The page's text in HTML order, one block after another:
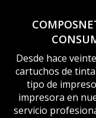
Desde hace
cartuchos de
tipo de
impresora en
servicio